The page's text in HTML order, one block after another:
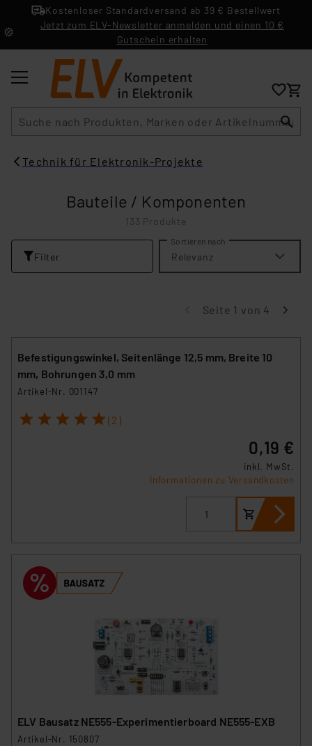
Kostenloser Standardversand ab 39 € Bestellwert
Jetzt zum ELV-Newsletter anmelden und einen 10 €
Gutschein erhalten
Technik für Elektronik-Projekte
Bauteile / Komponenten
133 Produkte
Filter
Sortieren nach
Relevanz
Seite 1 von 4
Befestigungswinkel, Seitenlänge 12,5 mm, Breite 10
mm, Bohrungen 3,0 mm
Artikel-Nr. 001147
1 2 3 4 5 (2)
0,19 €
inkl. MwSt.
Informationen zu Versandkosten
ELV Bausatz NE555-Experimentierboard NE555-EXB
Artikel-Nr. 150807